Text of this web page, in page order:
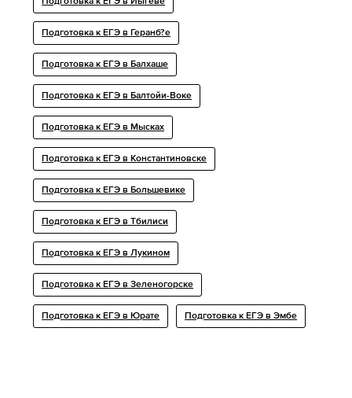
Подготовка к ЕГЭ в Йыгеве
Подготовка к ЕГЭ в Геранб?е
Подготовка к ЕГЭ в Балхаше
Подготовка к ЕГЭ в Балтойи-Воке
Подготовка к ЕГЭ в Мысках
Подготовка к ЕГЭ в Константиновске
Подготовка к ЕГЭ в Большевике
Подготовка к ЕГЭ в Тбилиси
Подготовка к ЕГЭ в Лукином
Подготовка к ЕГЭ в Зеленогорске
Подготовка к ЕГЭ в Юрате Подготовка к ЕГЭ в Эмбе